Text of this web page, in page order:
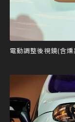
電動調整後視鏡(含